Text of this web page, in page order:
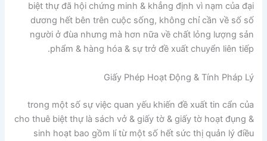
biệt thự đã hội chứng minh & khẳng định vì nạm của đại
dương hết bên trên cuộc sống, không chỉ cần về số số
người ở đùa nhưng mà hơn nữa về chất lỏng lượng sản
phẩm & hàng hóa & sự trở đề xuất chuyển liên tiếp.
Giấy Phép Hoạt Động & Tính Pháp Lý
trong một số sự việc quan yếu khiến đề xuất tin cẩn của
cho thuê biệt thự là sách vở & giấy tờ & giấy tờ hoạt đụng &
sinh hoạt bao gồm lí từ một số hết sức thị quản lý điều